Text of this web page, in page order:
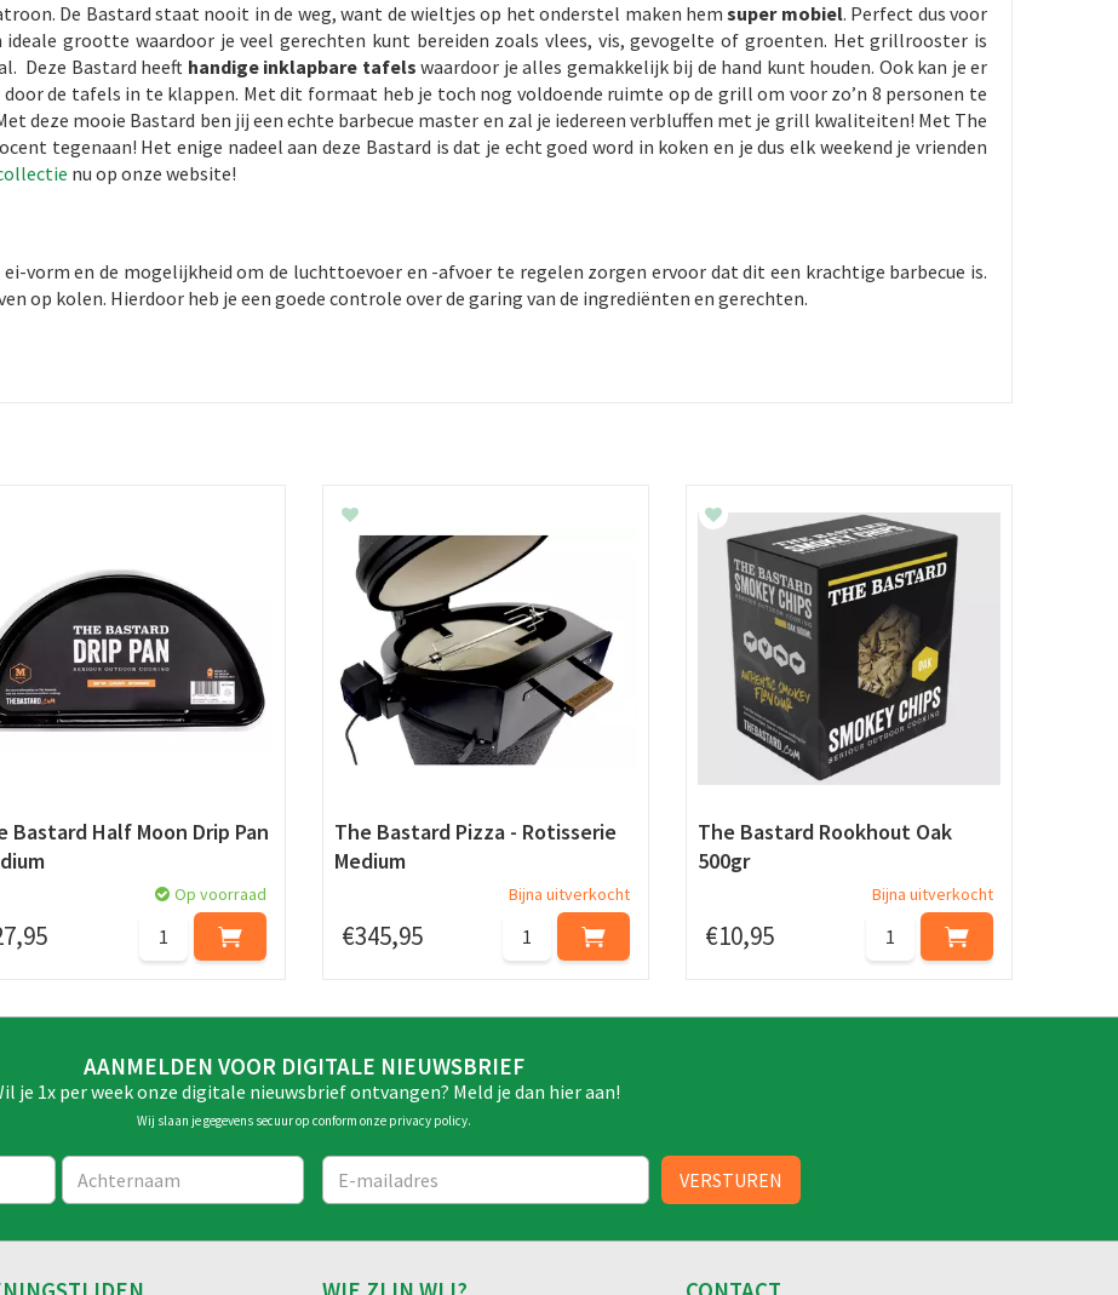
De Bastard staat nooit in de weg, want de wieltjes op het onderstel maken hemsuper mobiel. Perfect dus voor
grootte waardoor je veel gerechten kunt bereiden zoals vlees, vis, gevogelte of groenten. Het grillrooster is
Deze Bastard heeft handige inklapbare tafels waardoor je alles gemakkelijk bij de hand kunt houden. Ook kan je er
de tafels in te klappen. Met dit formaat heb je toch nog voldoende ruimte op de grill om voor zo’n 8 personen te
deze mooie Bastard ben jij een echte barbecue master en zal je iedereen verbluffen met je grill kwaliteiten! Met The
tegenaan! Het enige nadeel aan deze Bastard is dat je echt goed word in koken en je dus elk weekend je vrienden
nu op onze website!
ei-vorm en de mogelijkheid om de luchttoevoer en -afvoer te regelen zorgen ervoor dat dit een krachtige barbecue is.
op kolen. Hierdoor heb je een goede controle over de garing van de ingrediënten en gerechten.
Bastard Half Moon Drip Pan
,95
Op voorraad
The Bastard Pizza - Rotisserie
Medium
€345,95
Bijna uitverkocht
The Bastard Rookhout Oak
500gr
€10,95
Bijna uitverkocht
AANMELDEN VOOR DIGITALE NIEUWSBRIEF
je 1x per week onze digitale nieuwsbrief ontvangen? Meld je dan hier aan!
Wij slaan je gegevens secuur op conform onze privacy policy.